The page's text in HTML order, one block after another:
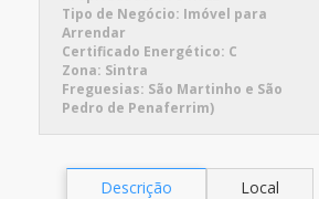
Tipo de Negócio: Imóvel para
Arrendar
Certificado Energético: C
Zona: Sintra
Freguesias: São Martinho e São
Pedro de Penaferrim)
Descrição Local